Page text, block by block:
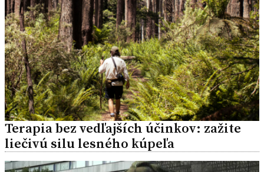
Terapia bez vedľajších účinkov: zažite
liečivú silu lesného kúpeľa